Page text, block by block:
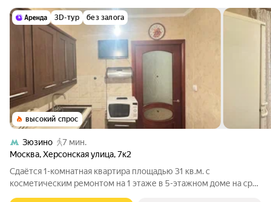
3D-тур без залога
высокий спрос
Зюзино
7 мин.
Москва,Херсонская улица,7к2
Сдаётся 1-комнатная квартира площадью 31 кв.м. с
косметическим ремонтом на 1 этаже в 5-этажном доме на срок